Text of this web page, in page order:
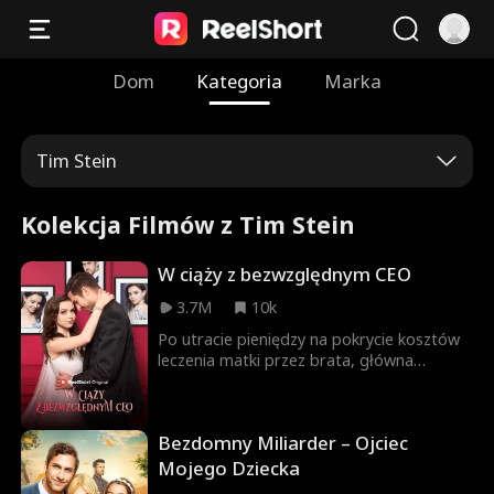
Dom Kategoria Marka
Tim Stein
Kolekcja Filmów z Tim Stein
W ciąży z bezwzględnym CEO
3.7M
10k
Po utracie pieniędzy na pokrycie kosztów
leczenia matki przez brata, główna
ponownie wpada na głównego bohatera,
który postanawia pomóc z kosztami
leczenia. Główna bohaterka jest w ciąży z
Bezdomny Miliarder – Ojciec
Mojego Dziecka